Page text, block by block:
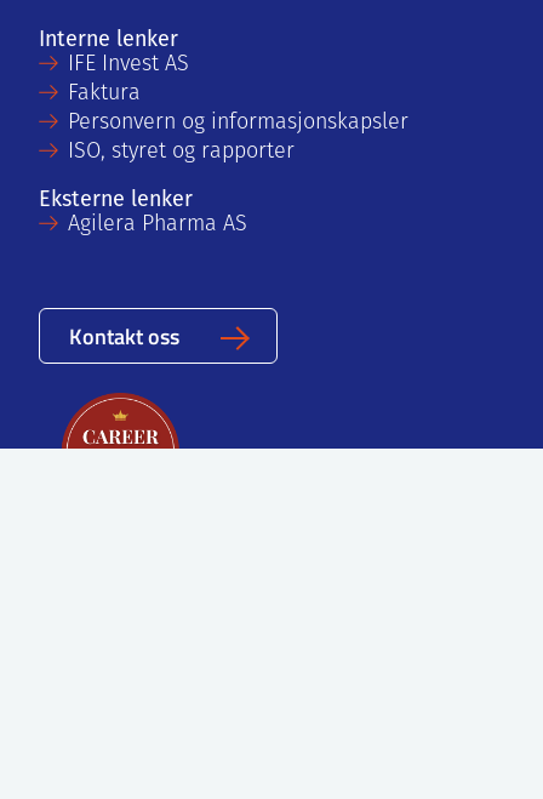
Interne lenker
IFE Invest AS
Faktura
Personvern og informasjonskapsler
ISO, styret og rapporter
Eksterne lenker
Agilera Pharma AS
Kontakt oss